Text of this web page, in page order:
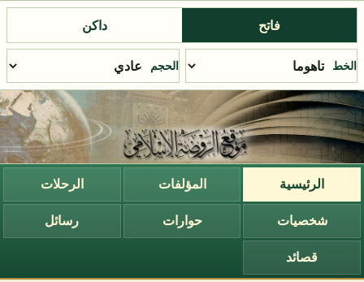
فاتح داكن
الخط الحجم
الرئيسية المؤلفات الرحلات
شخصيات حوارات رسائل
قصائد